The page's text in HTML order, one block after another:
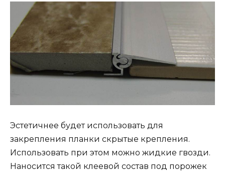
Эстетичнее будет использовать для
закрепления планки скрытые крепления.
Использовать при этом можно жидкие гвозди.
Наносится такой клеевой состав под порожек